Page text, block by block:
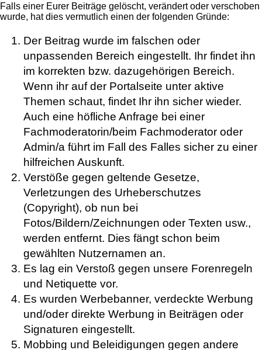
Falls einer Eurer Beiträge gelöscht, verändert oder verschoben
wurde, hat dies vermutlich einen der folgenden Gründe:
Der Beitrag wurde im falschen oder
unpassenden Bereich eingestellt. Ihr findet ihn
im korrekten bzw. dazugehörigen Bereich.
Wenn ihr auf der Portalseite unter aktive
Themen schaut, findet Ihr ihn sicher wieder.
Auch eine höfliche Anfrage bei einer
Fachmoderatorin/beim Fachmoderator oder
Admin/a führt im Fall des Falles sicher zu einer
hilfreichen Auskunft.
Verstöße gegen geltende Gesetze,
Verletzungen des Urheberschutzes
(Copyright), ob nun bei
Fotos/Bildern/Zeichnungen oder Texten usw.,
werden entfernt. Dies fängt schon beim
gewählten Nutzernamen an.
Es lag ein Verstoß gegen unsere Forenregeln
und Netiquette vor.
Es wurden Werbebanner, verdeckte Werbung
und/oder direkte Werbung in Beiträgen oder
Signaturen eingestellt.
Mobbing und Beleidigungen gegen andere